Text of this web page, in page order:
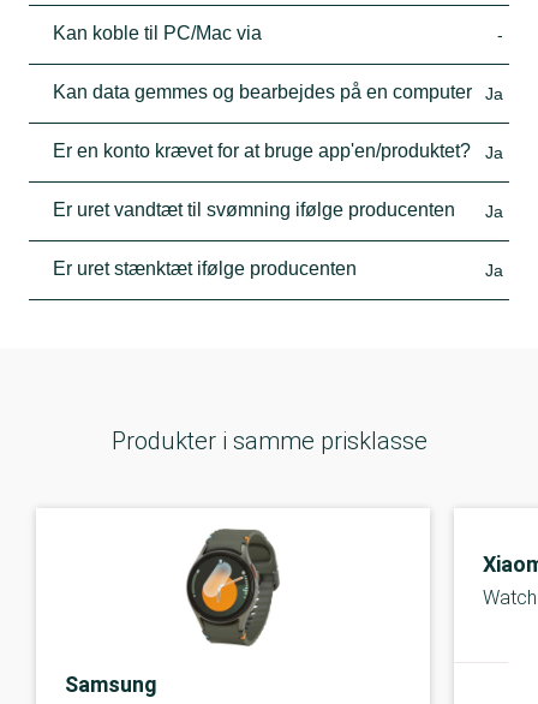
Kan koble til PC/Mac via -
Kan data gemmes og bearbejdes på en computer Ja
Er en konto krævet for at bruge app'en/produktet? Ja
Er uret vandtæt til svømning ifølge producenten Ja
Er uret stænktæt ifølge producenten Ja
Produkter i samme prisklasse
Samsung